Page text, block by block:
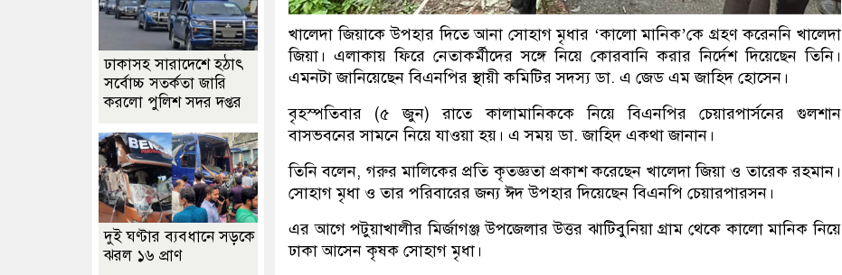
খালেদা জিয়াকে উপহার দিতে আনা সোহাগ মৃধার ‘কালো মানিক’কে গ্রহণ করেননি খালেদা
জিয়া। এলাকায় ফিরে নেতাকর্মীদের সঙ্গে নিয়ে কোরবানি করার নির্দেশ দিয়েছেন তিনি।
এমনটা জানিয়েছেন বিএনপির স্থায়ী কমিটির সদস্য ডা. এ জেড এম জাহিদ হোসেন।
বৃহস্পতিবার (৫ জুন) রাতে কালামানিককে নিয়ে বিএনপির চেয়ারপার্সনের গুলশান
বাসভবনের সামনে নিয়ে যাওয়া হয়। এ সময় ডা. জাহিদ একথা জানান।
তিনি বলেন, গরুর মালিকের প্রতি কৃতজ্ঞতা প্রকাশ করেছেন খালেদা জিয়া ও তারেক রহমান।
সোহাগ মৃধা ও তার পরিবারের জন্য ঈদ উপহার দিয়েছেন বিএনপি চেয়ারপারসন।
এর আগে পটুয়াখালীর মির্জাগঞ্জ উপজেলার উত্তর ঝাটিবুনিয়া গ্রাম থেকে কালো মানিক নিয়ে
ঢাকা আসেন কৃষক সোহাগ মৃধা।
ঢাকাসহ সারাদেশে হঠাৎ
সর্বোচ্চ সতর্কতা জা‌রি
করলো পুলিশ সদর দপ্তর
দুই ঘণ্টার ব্যবধানে সড়কে
ঝরল ১৬ প্রাণ